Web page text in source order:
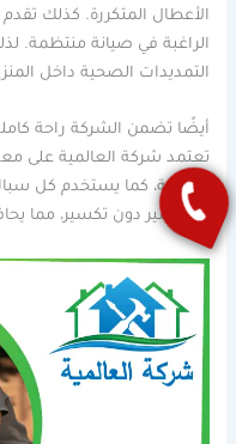
الأعطال المتكررة. كذلك
الراغبة في صيانة منتظمة.
التمديدات الصحية داخل
أيضًا تضمن الشركة راحة
تعتمد شركة العالمية على
الصيانة، كما يستخدم كل
المواسير دون تكسير، مما